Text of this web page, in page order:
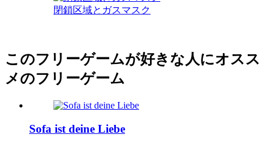
閉鎖区域とガスマスク
このフリーゲームが好きな人にオスス
メのフリーゲーム
Sofa ist deine Liebe